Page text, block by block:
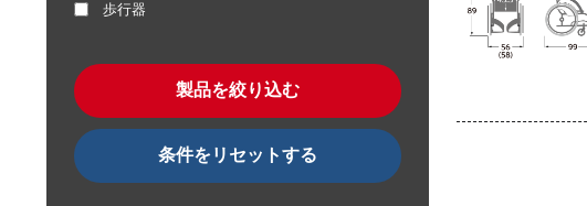
歩行器
製品を絞り込む
条件をリセットする